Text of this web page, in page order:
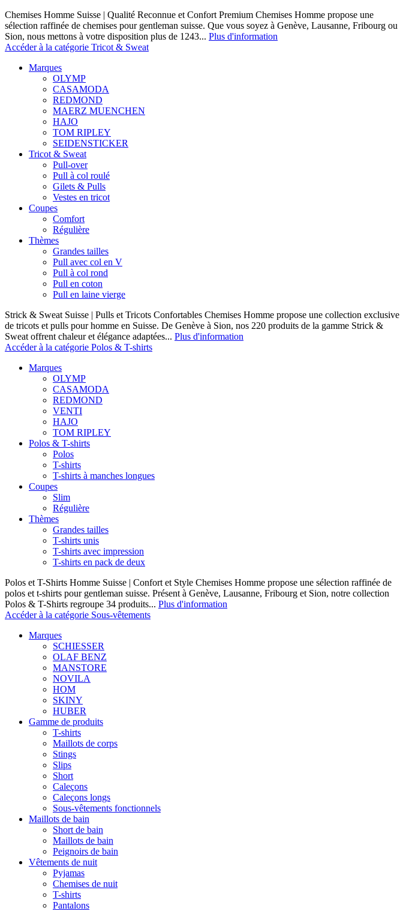
Chemises Homme Suisse | Qualité Reconnue et Confort Premium Chemises Homme propose une
sélection raffinée de chemises pour gentleman suisse. Que vous soyez à Genève, Lausanne, Fribourg ou
Sion, nous mettons à votre disposition plus de 1243... Plus d'information
Accéder à la catégorie Tricot & Sweat
Marques
OLYMP
CASAMODA
REDMOND
MAERZ MUENCHEN
HAJO
TOM RIPLEY
SEIDENSTICKER
Tricot & Sweat
Pull-over
Pull à col roulé
Gilets & Pulls
Vestes en tricot
Coupes
Comfort
Régulière
Thèmes
Grandes tailles
Pull avec col en V
Pull à col rond
Pull en coton
Pull en laine vierge
Strick & Sweat Suisse | Pulls et Tricots Confortables Chemises Homme propose une collection exclusive
de tricots et pulls pour homme en Suisse. De Genève à Sion, nos 220 produits de la gamme Strick &
Sweat offrent chaleur et élégance adaptées... Plus d'information
Accéder à la catégorie Polos & T-shirts
Marques
OLYMP
CASAMODA
REDMOND
VENTI
HAJO
TOM RIPLEY
Polos & T-shirts
Polos
T-shirts
T-shirts à manches longues
Coupes
Slim
Régulière
Thèmes
Grandes tailles
T-shirts unis
T-shirts avec impression
T-shirts en pack de deux
Polos et T-Shirts Homme Suisse | Confort et Style Chemises Homme propose une sélection raffinée de
polos et t-shirts pour gentleman suisse. Présent à Genève, Lausanne, Fribourg et Sion, notre collection
Polos & T-Shirts regroupe 34 produits... Plus d'information
Accéder à la catégorie Sous-vêtements
Marques
SCHIESSER
OLAF BENZ
MANSTORE
NOVILA
HOM
SKINY
HUBER
Gamme de produits
T-shirts
Maillots de corps
Stings
Slips
Short
Caleçons
Caleçons longs
Sous-vêtements fonctionnels
Maillots de bain
Short de bain
Maillots de bain
Peignoirs de bain
Vêtements de nuit
Pyjamas
Chemises de nuit
T-shirts
Pantalons